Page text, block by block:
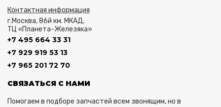
Контактная информация
г.Москва, 86й км. МКАД,
ТЦ «Планета-Железяка»
+7 495 664 33 31
+7 929 919 53 13
+7 965 201 72 70
СВЯЗАТЬСЯ С НАМИ
Помогаем в подборе запчастей всем звонящим, но в